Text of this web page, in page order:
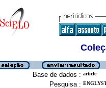
Base de dados : article
Pesquisa :